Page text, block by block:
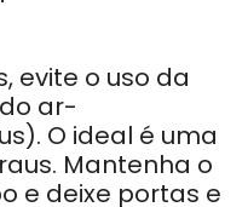
evite o uso da
ar-
O ideal é uma
Mantenha o
e deixe portas e